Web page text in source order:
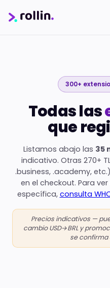
300+
Todas las
que
Listamos abajo las 35
indicativo. Otras 270+
.business, .academy,
en el checkout. Para
específica, consulta
Precios indicativos —
cambio USD→BRL y
se confirma
Nikko
Online · Suporte | Rollin
Responde em ~2s ·